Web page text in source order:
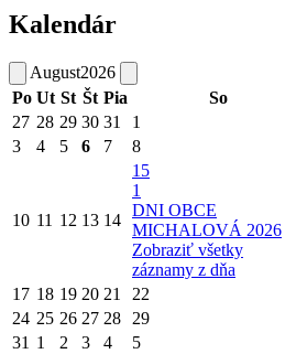
Kalendár
August2026
Po Ut St Št Pia So
27 28 29 30 31 1
3
4 5 6 7 8
10 11 12 13 14
15
1
DNI OBCE
MICHALOVÁ 2026
Zobraziť všetky
záznamy z dňa
17 18 19 20 21 22
24 25 26 27 28 29
31 1 2 3 4 5